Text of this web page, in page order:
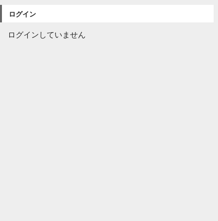
ログイン
ログインしていません